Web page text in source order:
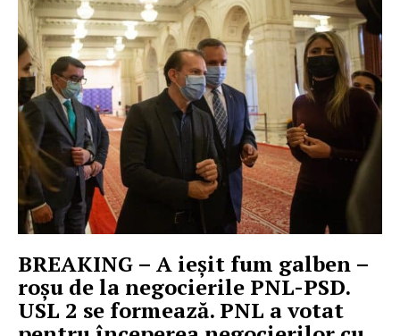
BREAKING – A ieșit fum galben –
roșu de la negocierile PNL-PSD.
USL 2 se formează. PNL a votat